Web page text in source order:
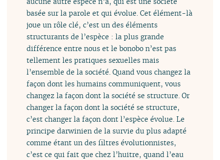
basée sur la parole et qui évolue. Cet élément-là
joue un rôle clé, c’est un des éléments
structurants de l’espèce : la plus grande
différence entre nous et le bonobo n’est pas
tellement les pratiques sexuelles mais
l’ensemble de la société. Quand vous changez la
façon dont les humains communiquent, vous
changez la façon dont la société se structure. Or
changer la façon dont la société se structure,
c’est changer la façon dont l’espèce évolue. Le
principe darwinien de la survie du plus adapté
comme étant un des filtres évolutionnistes,
c’est ce qui fait que chez l’huitre, quand l’eau